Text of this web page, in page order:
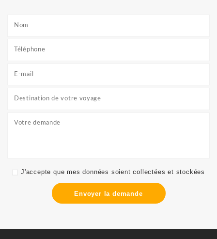
J'accepte que mes données soient collectées et stockées